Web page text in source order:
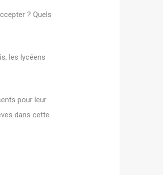
? Quels
les lycéens
pour leur
dans cette